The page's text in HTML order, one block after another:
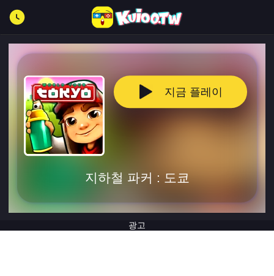
지하철 파커 : 도쿄
지금 플레이
광고